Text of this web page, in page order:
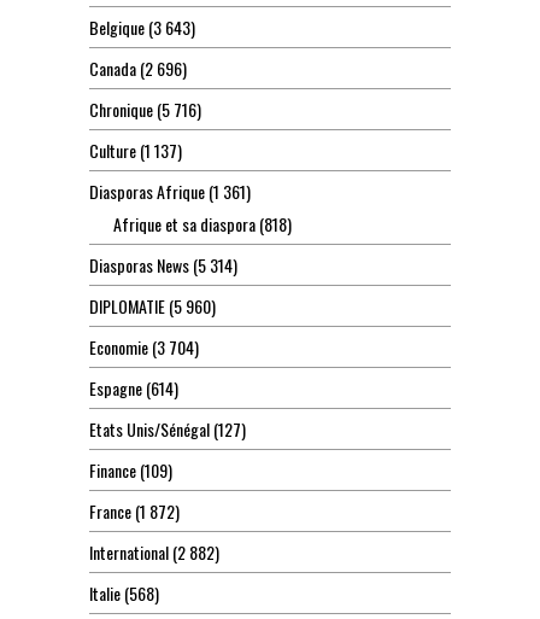
Belgique(3 643)
Canada(2 696)
Chronique(5 716)
Culture(1 137)
Diasporas Afrique(1 361)
Afrique et sa diaspora(818)
Diasporas News(5 314)
DIPLOMATIE(5 960)
Economie(3 704)
Espagne(614)
Etats Unis/Sénégal(127)
Finance(109)
France(1 872)
International(2 882)
Italie(568)